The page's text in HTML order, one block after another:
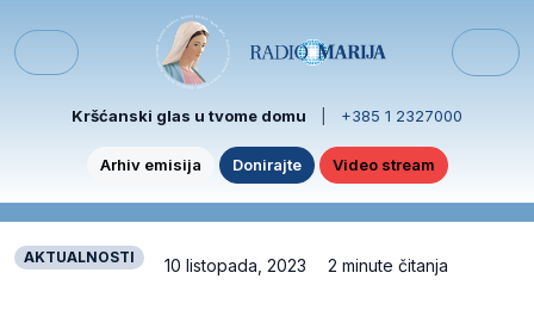
Menu
Kršćanski glas u tvome domu +385 1 2327000
Arhiv emisija Donirajte Video stream
AKTUALNOSTI 10 listopada, 2023 2 minute čitanja